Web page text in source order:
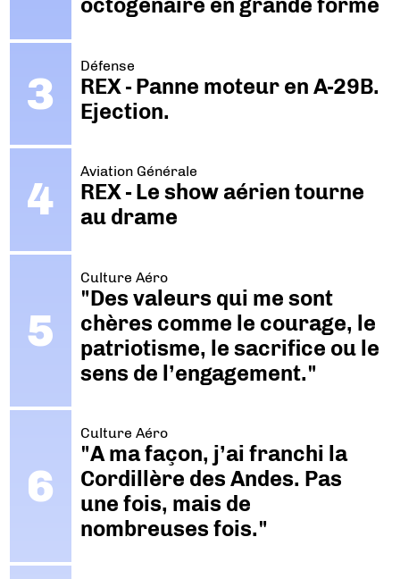
octogénaire en grande forme
Défense
REX - Panne moteur en A-29B.
Ejection.
Aviation Générale
REX - Le show aérien tourne
au drame
Culture Aéro
"Des valeurs qui me sont
chères comme le courage, le
patriotisme, le sacrifice ou le
sens de l’engagement."
Culture Aéro
"A ma façon, j’ai franchi la
Cordillère des Andes. Pas
une fois, mais de
nombreuses fois."